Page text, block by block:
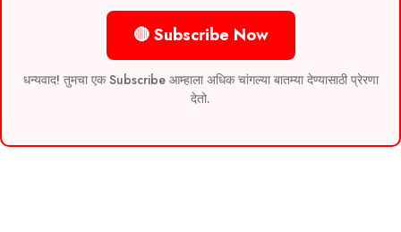
🔴 Subscribe Now
धन्यवाद! तुमचा एक Subscribe आम्हाला अधिक चांगल्या बातम्या देण्यासाठी प्रेरणा
देतो.